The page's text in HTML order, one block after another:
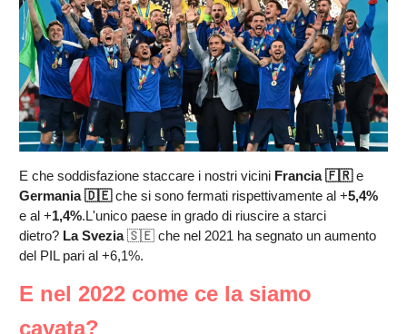
E che soddisfazione staccare i nostri vicini Francia 🇫🇷e
Germania 🇩🇪che si sono fermati rispettivamente al +5,4%
e al +1,4%.L'unico paese in grado di riuscire a starci
dietro? La Svezia🇸🇪 che nel 2021 ha segnato un aumento
del PIL pari al +6,1%.
E nel 2022 come ce la siamo
cavata?